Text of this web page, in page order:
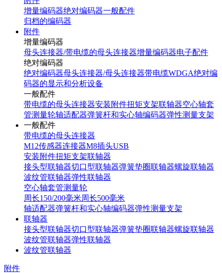
增量编码器绝对编码器一般配件
归档的编码器
附件
增量编码器
母头连接器/带电缆的母头连接器增量编码器电子配件
绝对编码器
绝对编码器母头连接器/母头连接器带电缆WDGA绝对编
码器的显示和分析设备
一般配件
带电缆的母头连接器安装附件扭矩支架联轴器空心轴套
管测量轮轴适配器弹簧杆和实心轴编码器弹性测量支架
一般配件
带电缆的母头连接器
M12传感器连接器M8插头USB
安装附件扭矩支架联轴器
接头型联轴器切口型联轴器弹簧垫圈联轴器螺旋联轴器
波纹管联轴器弹性联轴器
空心轴套管测量轮
周长150/200毫米周长500毫米
轴适配器弹簧杆和实心轴编码器弹性测量支架
联轴器
接头型联轴器切口型联轴器弹簧垫圈联轴器螺旋联轴器
波纹管联轴器弹性联轴器
波纹管联轴器
附件